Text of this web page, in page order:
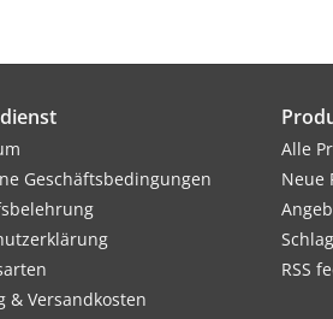
Geschäftsbedingungen
& Versandkosten
Alle
Neue
RSS